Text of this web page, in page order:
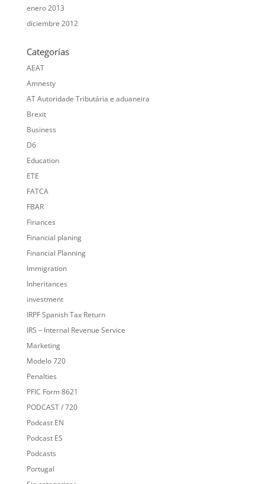
enero 2013
diciembre 2012
Categorías
AEAT
Amnesty
AT Autoridade Tributária e aduaneira
Brexit
Business
D6
Education
ETE
FATCA
FBAR
Finances
Financial planing
Financial Planning
Immigration
Inheritances
investment
IRPF Spanish Tax Return
IRS – Internal Revenue Service
Marketing
Modelo 720
Penalties
PFIC Form 8621
PODCAST / 720
Podcast EN
Podcast ES
Podcasts
Portugal